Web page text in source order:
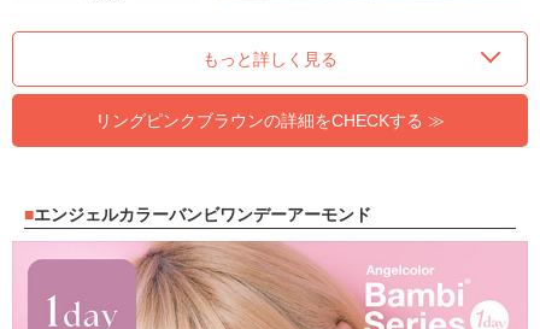
もっと詳しく見る
リングピンクブラウンの詳細をCHECKする ≫
エンジェルカラーバンビワンデーアーモンド